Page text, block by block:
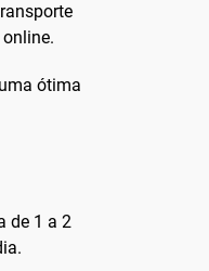
ótima
de 1 a 2